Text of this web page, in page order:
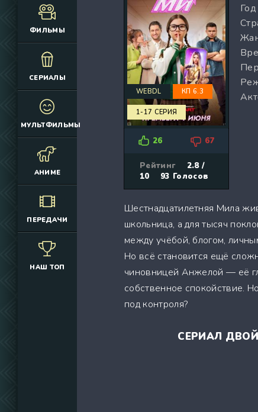
ФИЛЬМЫ
(12925)
(4392)
(6692)
(2645)
(2752)
(2164)
(10686)
(7063)
(3006)
(308)
(4415)
(3222)
(3576)
(576)
(34291)
(39129)
(737)
СЕРИАЛЫ
(3076)
(2166)
(660)
(1830)
(324)
(884)
(12174)
(335)
МУЛЬТФИЛЬМЫ
АНИМЕ
ПЕРЕДАЧИ
НАШ ТОП
WEBDL КП 6.3
1-17 СЕРИЯ
26 67
Рейтинг
2.8 /
10
93 Голосов
Шестнадцатилетняя Мила
школьница, а для тысяч
между учёбой, блогом,
Но всё становится ещё
чиновницей Анжелой — её
собственное спокойствие.
под контроля?
СЕРИАЛ